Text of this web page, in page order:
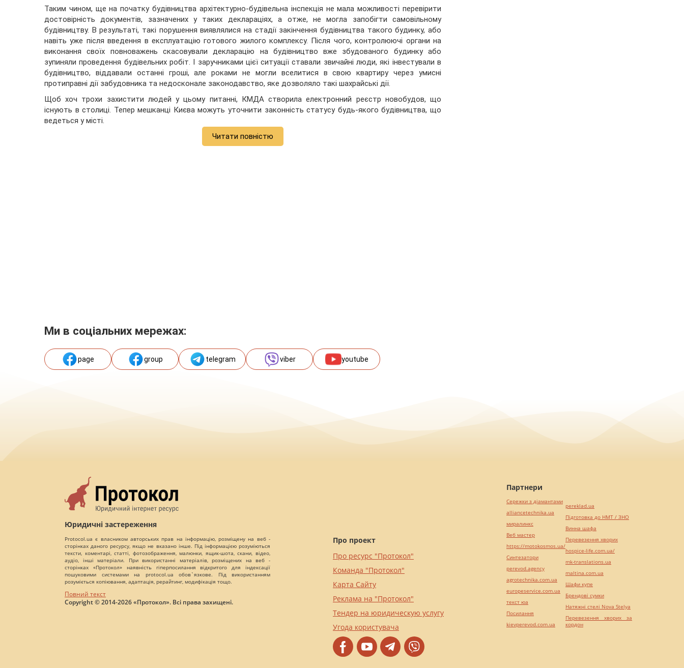
Таким чином, ще на початку будівництва архітектурно-будівельна інспекція не мала можливості перевірити
достовірність документів, зазначених у таких деклараціях, а отже, не могла запобігти самовільному
будівництву. В результаті, такі порушення виявлялися на стадії закінчення будівництва такого будинку, або
навіть уже після введення в експлуатацію готового жилого комплексу. Після чого, контролюючі органи на
виконання своїх повноважень скасовували декларацію на будівництво вже збудованого будинку або
зупиняли проведення будівельних робіт. І заручниками цієї ситуації ставали звичайні люди, які інвестували в
будівництво, віддавали останні гроші, але роками не могли вселитися в свою квартиру через умисні
протиправні дії забудовника та недосконале законодавство, яке дозволяло такі шахрайські дії.
Щоб хоч трохи захистити людей у цьому питанні, КМДА створила електронний реєстр новобудов, що
існують в столиці. Тепер мешканці Києва можуть уточнити законність статусу будь-якого будівництва, що
ведеться у місті.
Читати повністю
Ми в соціальних мережах:
page group telegram viber youtube
Юридичні застереження
Protocol.ua є власником авторських прав на інформацію, розміщену на веб -
сторінках даного ресурсу, якщо не вказано інше. Під інформацією розуміються
тексти, коментарі, статті, фотозображення, малюнки, ящик-шота, скани, відео,
аудіо, інші матеріали. При використанні матеріалів, розміщених на веб -
сторінках «Протокол» наявність гіперпосилання відкритого для індексації
пошуковими системами на protocol.ua обов`язкове. Під використанням
розуміється копіювання, адаптація, рерайтинг, модифікація тощо.
Повний текст
Copyright © 2014-2026 «Протокол». Всі права захищені.
Про проект
Про ресурс "Протокол"
Команда "Протокол"
Карта Сайту
Реклама на "Протокол"
Тендер на юридическую услугу
Угода користувача
Партнери
Сережки з діамантами
alliancetechnika.ua
миралинкс
Веб мастер
https://motokosmos.ua/
Синтезатори
perevod.agency
agrotechnika.com.ua
europeservice.com.ua
текст юа
Посилання
kievperevod.com.ua
pereklad.ua
Підготовка до НМТ / ЗНО
Винна шафа
Перевезення хворих
hospice-life.com.ua/
mk-translations.ua
maltina.com.ua
Шафи купе
Брендові сумки
Натяжні стелі Nova Stelya
Перевезення хворих за
кордон